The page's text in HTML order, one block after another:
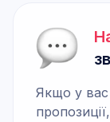
Якщо у вас